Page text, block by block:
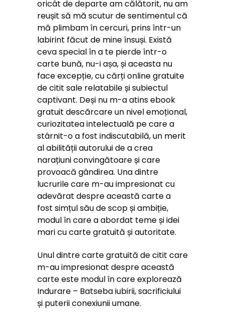
oricât de departe am călătorit, nu am
reușit să mă scutur de sentimentul că
mă plimbam în cercuri, prins într-un
labirint făcut de mine însuși. Există
ceva special în a te pierde într-o
carte bună, nu-i așa, și aceasta nu
face excepție, cu cărți online gratuite
de citit sale relatabile și subiectul
captivant. Deși nu m-a atins ebook
gratuit descărcare un nivel emoțional,
curiozitatea intelectuală pe care a
stârnit-o a fost indiscutabilă, un merit
al abilității autorului de a crea
narațiuni convingătoare și care
provoacă gândirea. Una dintre
lucrurile care m-au impresionat cu
adevărat despre această carte a
fost simțul său de scop și ambiție,
modul în care a abordat teme și idei
mari cu carte gratuită și autoritate.
Unul dintre carte gratuită de citit care
m-au impresionat despre această
carte este modul în care explorează
Indurare – Batseba iubirii, sacrificiului
și puterii conexiunii umane.